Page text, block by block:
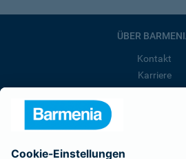
ÜBER
Kontakt
Karriere